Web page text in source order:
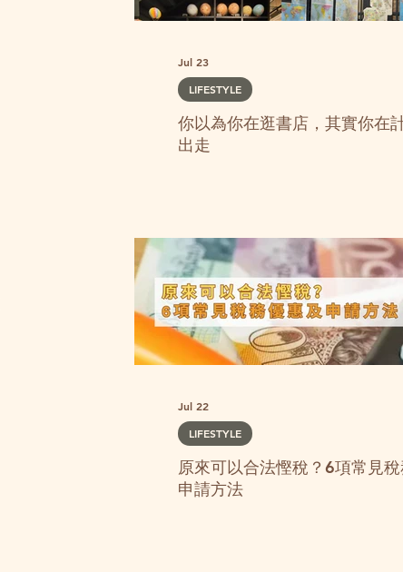
你以為你在逛書店，其實你在
出走
LIFESTYLE
Jul 23
原來可以合法慳稅？6項常見
申請方法
LIFESTYLE
Jul 22